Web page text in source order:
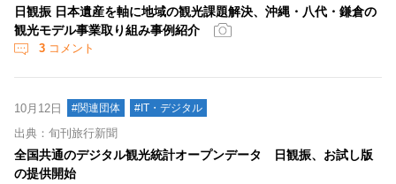
日観振 日本遺産を軸に地域の観光課題解決、沖縄・八代・鎌倉の
観光モデル事業取り組み事例紹介
3 コメント
10月12日 #関連団体 #IT・デジタル
出典：旬刊旅行新聞
全国共通のデジタル観光統計オープンデータ 日観振、お試し版
の提供開始